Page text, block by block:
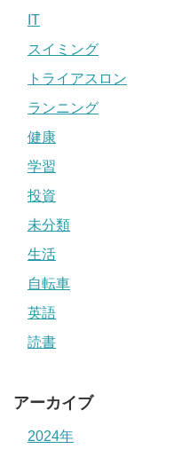
IT
スイミング
トライアスロン
ランニング
健康
学習
投資
未分類
生活
自転車
英語
読書
アーカイブ
2024年